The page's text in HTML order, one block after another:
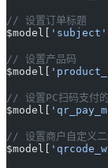
// 设置订单标题
$model[
'subject'
// 设置产品码
$model[
// 设置PC扫码支付
$model[
// 设置商户自定义二
$model[